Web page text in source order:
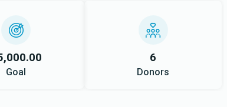
Goal
6
Donors